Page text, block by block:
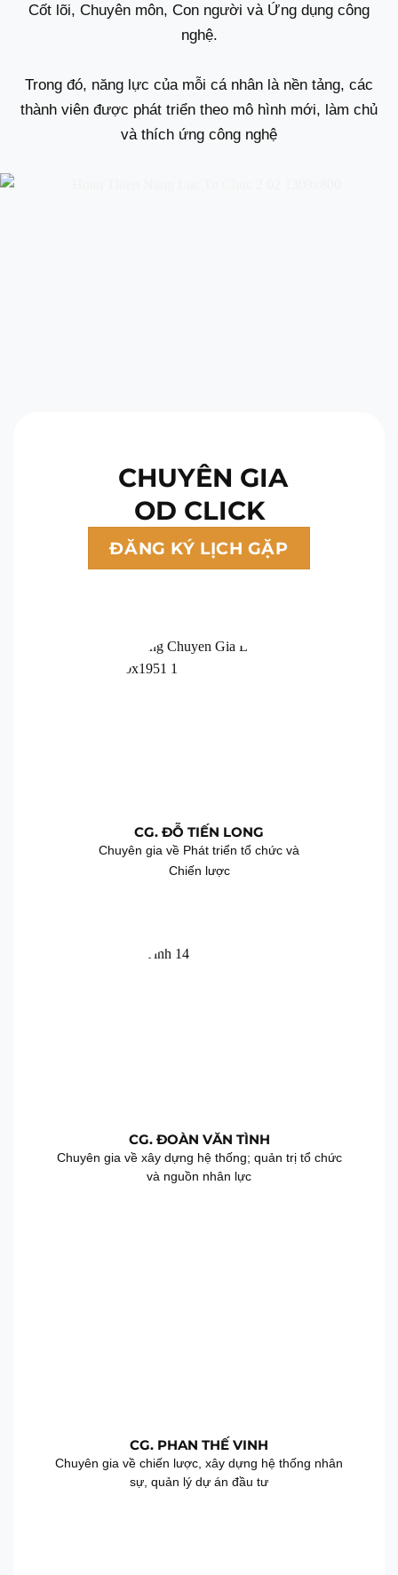
Cốt lõi, Chuyên môn, Con người và Ứng dụng công
nghệ.
Trong đó, năng lực của mỗi cá nhân là nền tảng, các
thành viên được phát triển theo mô hình mới, làm chủ
và thích ứng công nghệ
CHUYÊN GIA
OD CLICK
ĐĂNG KÝ LỊCH GẶP
CG. ĐỖ TIẾN LONG
Chuyên gia về Phát triển tổ chức và
Chiến lược
CG. ĐOÀN VĂN TÌNH
Chuyên gia về xây dựng hệ thống; quản trị tổ chức
và nguồn nhân lực
CG. PHAN THẾ VINH
Chuyên gia về chiến lược, xây dựng hệ thống nhân
sự, quản lý dự án đầu tư